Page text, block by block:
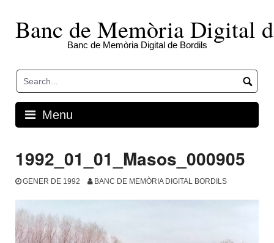
contentBanc de Memòria Digital
Banc de Memòria Digital de Bordils
Menu
1992_01_01_Masos_000905
GENER DE 1992 BANC DE MEMÒRIA DIGITAL BORDILS